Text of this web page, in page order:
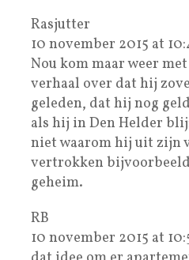
Rasjutter
10 november 2015 at
Nou kom maar weer
verhaal over dat hij
geleden, dat hij nog
als hij in Den Helder
niet waarom hij uit zijn
vertrokken
geheim.
RB
10 november 2015 at